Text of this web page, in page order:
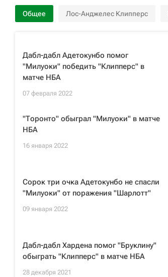
Общее Лос-Анджелес Клипперс
Дабл-дабл Адетокунбо помог
"Милуоки" победить "Клипперс" в
матче НБА
07 февраля 2022
"Торонто" обыграл "Милуоки" в матче
НБА
16 января 2022
Сорок три очка Адетокунбо не спасли
"Милуоки" от поражения "Шарлотт"
09 января 2022
Дабл-дабл Хардена помог "Бруклину"
обыграть "Клипперс" в матче НБА
28 декабря 2021